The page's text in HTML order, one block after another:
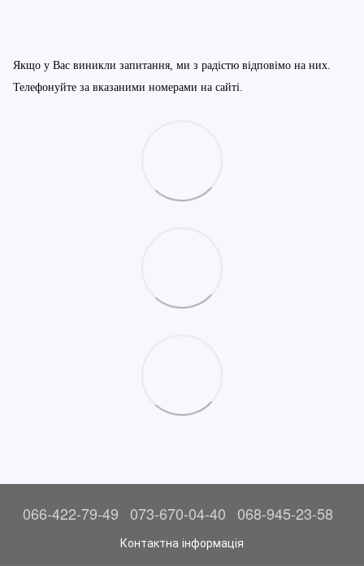
Якщо у Вас виникли запитання, ми з радістю відповімо на них.
Телефонуйте за вказаними номерами на сайті.
066-422-79-49 073-670-04-40 068-945-23-58
Контактна інформація